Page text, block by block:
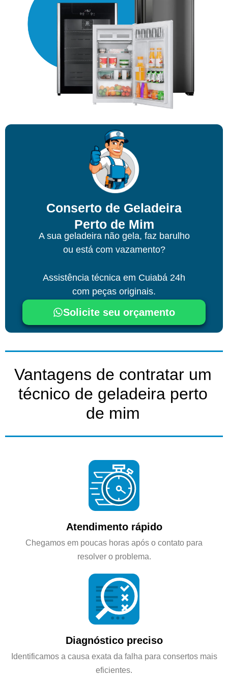
Conserto de Geladeira
Perto de Mim
A sua geladeira não gela, faz barulho
ou está com vazamento?
Assistência técnica em Cuiabá 24h
com peças originais.
Solicite seu orçamento
Vantagens de contratar um
técnico de geladeira perto
de mim
Atendimento rápido
Chegamos em poucas horas após o contato para
resolver o problema.
Diagnóstico preciso
Identificamos a causa exata da falha para consertos mais
eficientes.